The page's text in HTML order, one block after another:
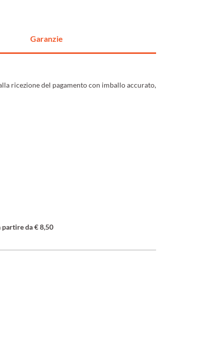
Garanzie
ricezione del pagamento con imballo accurato,
partire da € 8,50